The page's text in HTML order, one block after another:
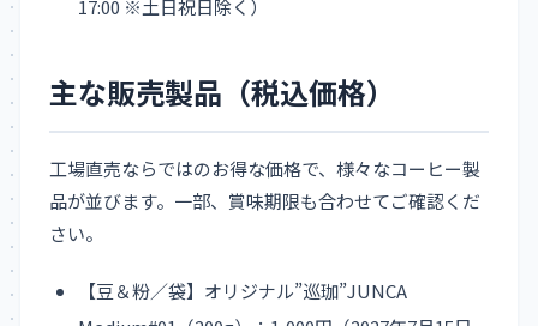
17:00 ※土日祝日除く）
主な販売製品（税込価格）
工場直売ならではのお得な価格で、様々なコーヒー製
品が並びます。一部、賞味期限も合わせてご確認くだ
さい。
【豆＆粉／袋】オリジナル”巡珈”JUNCA